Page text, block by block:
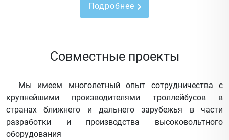
Подробнее
Совместные проекты
Мы имеем многолетный опыт сотрудничества с
крупнейшими производителями троллейбусов в
странах ближнего и дальнего зарубежья в части
разработки и производства высоковольтного
оборудования